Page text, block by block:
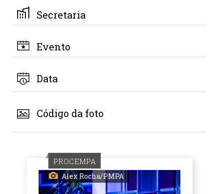
palavra-
chave
Secretaria
Evento
Data
Código da foto
PROCEMPA
Alex Rocha/PMPA